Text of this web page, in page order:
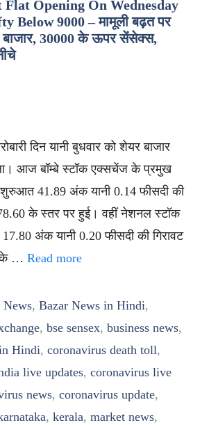
Opening On Wednesday
Below 9000 – मामूली बढ़त पर
बाजार, 30000 के ऊपर सेंसेक्स,
दिन यानी बुधवार को शेयर बाजार
आज बॉम्बे स्टॉक एक्सचेंज के प्रमुख
41.89 अंक यानी 0.14 फीसदी की
के स्तर पर हुई। वहीं नेशनल स्टॉक
अंक यानी 0.20 फीसदी की गिरावट
के … Read more
, Bazar News in Hindi,
, bse sensex, business news,
Hindi, coronavirus death toll,
live updates, coronavirus live
news, coronavirus update,
, kerala, market news,